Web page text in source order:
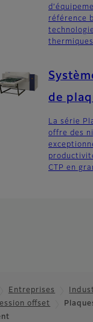
référence
de
La série
offre des
CTP en
Entreprises
offset